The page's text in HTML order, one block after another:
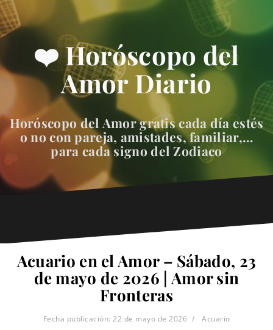
❤️ Horóscopo del
Amor Diario
Horóscopo del Amor gratis cada día estés
o no con pareja, amistades, familiar,…
para cada signo del Zodiaco
Acuario en el Amor – Sábado, 23
de mayo de 2026 | Amor sin
Fronteras
Fecha publicación: 22 de mayo de 2026 Acuario